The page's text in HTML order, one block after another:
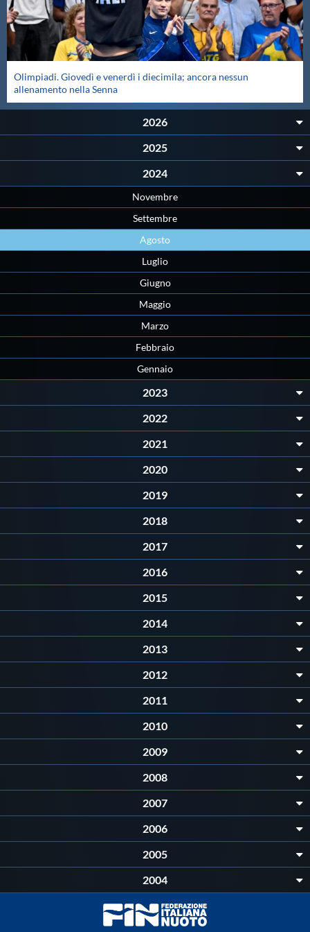
Videogallery
Intranet
Mappa del sito
Olimpiadi. Giovedì e venerdì i diecimila; ancora nessun
allenamento nella Senna
2026
2025
2024
Novembre
Settembre
Agosto
Luglio
Giugno
Maggio
Marzo
Febbraio
Gennaio
2023
2022
2021
2020
2019
2018
2017
2016
2015
2014
2013
2012
2011
2010
2009
2008
2007
2006
2005
2004